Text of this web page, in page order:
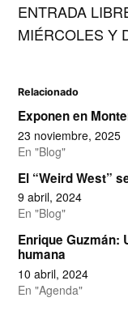
ENTRADA
MIÉRCOLES Y
Relacionado
Exponen en
23 noviembre, 2025
En "Blog"
El “Weird West”
9 abril, 2024
En "Blog"
Enrique Guzmán:
humana
10 abril, 2024
En "Agenda"